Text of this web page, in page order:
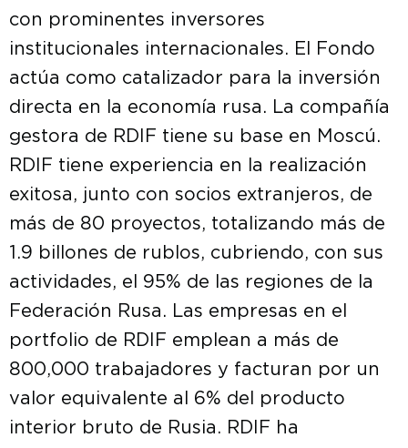
con prominentes inversores
institucionales internacionales. El Fondo
actúa como catalizador para la inversión
directa en la economía rusa. La compañía
gestora de RDIF tiene su base en Moscú.
RDIF tiene experiencia en la realización
exitosa, junto con socios extranjeros, de
más de 80 proyectos, totalizando más de
1.9 billones de rublos, cubriendo, con sus
actividades, el 95% de las regiones de la
Federación Rusa. Las empresas en el
portfolio de RDIF emplean a más de
800,000 trabajadores y facturan por un
valor equivalente al 6% del producto
interior bruto de Rusia. RDIF ha